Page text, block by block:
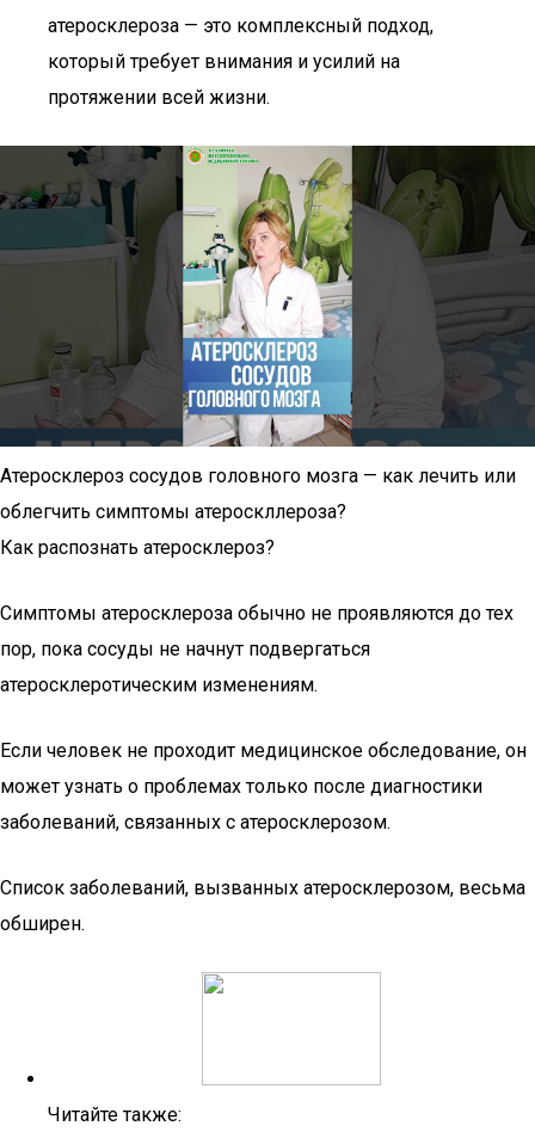
атеросклероза — это комплексный подход,
который требует внимания и усилий на
протяжении всей жизни.
Атеросклероз сосудов головного мозга — как лечить или
облегчить симптомы атероскллероза?
Как распознать атеросклероз?
Симптомы атеросклероза обычно не проявляются до тех
пор, пока сосуды не начнут подвергаться
атеросклеротическим изменениям.
Если человек не проходит медицинское обследование, он
может узнать о проблемах только после диагностики
заболеваний, связанных с атеросклерозом.
Список заболеваний, вызванных атеросклерозом, весьма
обширен.
Читайте также: